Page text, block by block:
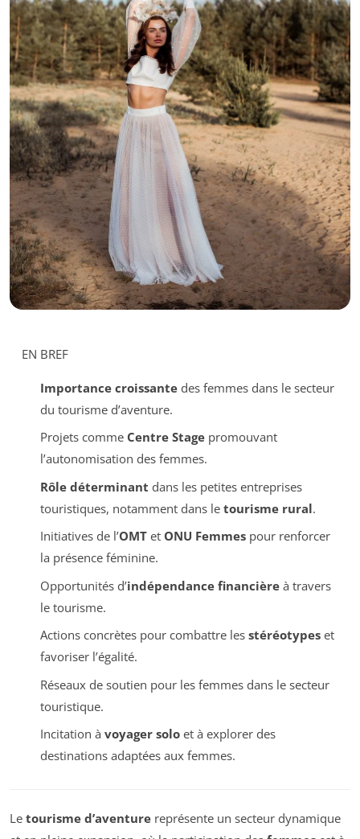
EN BREF
Importance croissantedes femmes dans le secteur
du tourisme d’aventure.
Projets comme Centre Stagepromouvant
l’autonomisation des femmes.
Rôle déterminant dans les petites entreprises
touristiques, notamment dans le tourisme rural.
Initiatives de l’OMTet ONU Femmespour renforcer
la présence féminine.
Opportunités d’indépendance financièreà travers
le tourisme.
Actions concrètes pour combattre les stéréotypeset
favoriser l’égalité.
Réseaux de soutien pour les femmes dans le secteur
touristique.
Incitation à voyager soloet à explorer des
destinations adaptées aux femmes.
Le tourisme d’aventure représente un secteur dynamique